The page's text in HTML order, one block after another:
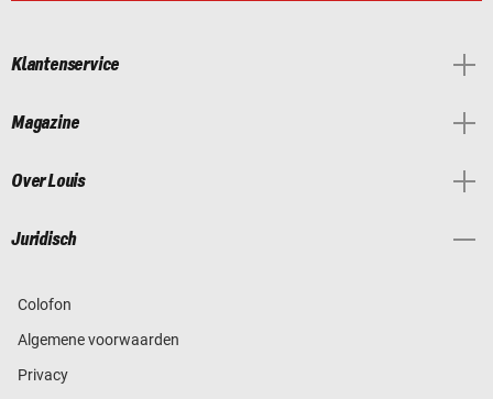
Klantenservice
Magazine
Over Louis
Juridisch
Colofon
Algemene voorwaarden
Privacy